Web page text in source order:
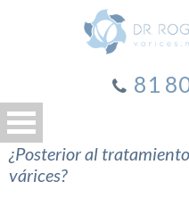
81
¿Posterior al
várices?